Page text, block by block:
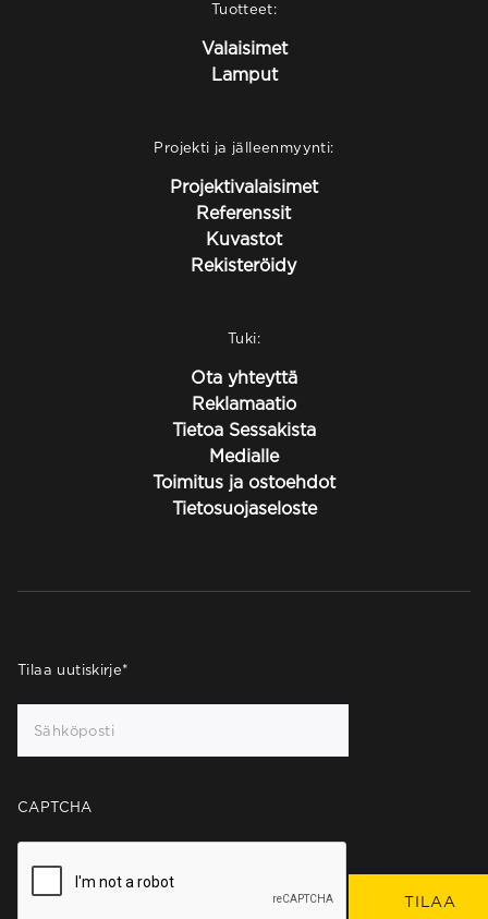
Tuotteet:
Valaisimet
Lamput
Projekti ja jälleenmyynti:
Projektivalaisimet
Referenssit
Kuvastot
Rekisteröidy
Tuki:
Ota yhteyttä
Reklamaatio
Tietoa Sessakista
Medialle
Toimitus ja ostoehdot
Tietosuojaseloste
Tilaa uutiskirje*
CAPTCHA